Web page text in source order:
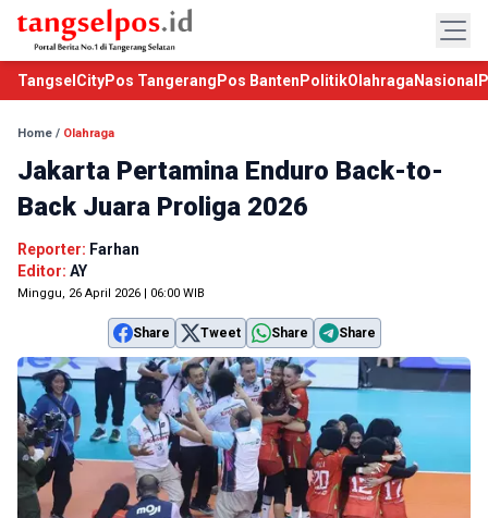
TangselCityPos Tangerang Pos Banten PolitikOlahraga Nasional
Home / Olahraga
Jakarta Pertamina Enduro Back-to-
Back Juara Proliga 2026
Reporter: Farhan
Editor: AY
Minggu, 26 April 2026 | 06:00 WIB
Share Tweet Share Share